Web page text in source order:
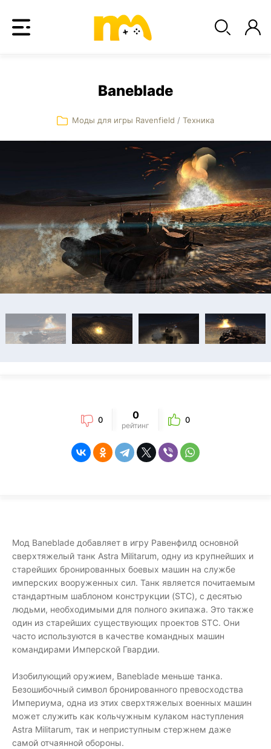
Baneblade
Моды для игры Ravenfield / Техника
0 0
рейтинг
0
Мод Baneblade добавляет в игру Равенфилд основной
сверхтяжелый танк Astra Militarum, одну из крупнейших и
старейших бронированных боевых машин на службе
имперских вооруженных сил. Танк является почитаемым
стандартным шаблоном конструкции (STC), с десятью
людьми, необходимыми для полного экипажа. Это также
один из старейших существующих проектов STC. Они
часто используются в качестве командных машин
командирами Имперской Гвардии.
Изобилующий оружием, Baneblade меньше танка.
Безошибочный символ бронированного превосходства
Империума, одна из этих сверхтяжелых военных машин
может служить как кольчужным кулаком наступления
Astra Militarum, так и неприступным стержнем даже
самой отчаянной обороны.